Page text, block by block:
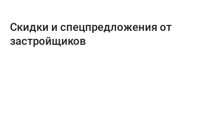
Скидки и спецпредложения от
застройщиков